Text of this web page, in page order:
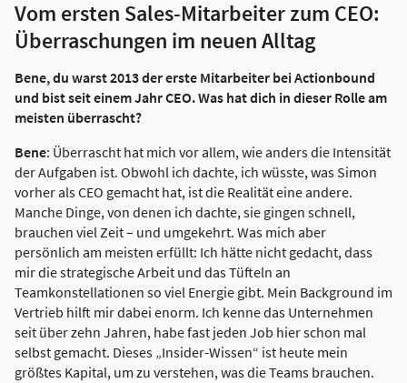
Vom ersten Sales-Mitarbeiter zum CEO:
Überraschungen im neuen Alltag
Bene, du warst 2013 der erste Mitarbeiter bei Actionbound
und bist seit einem Jahr CEO. Was hat dich in dieser Rolle am
meisten überrascht?
Bene: Überrascht hat mich vor allem, wie anders die Intensität
der Aufgaben ist. Obwohl ich dachte, ich wüsste, was Simon
vorher als CEO gemacht hat, ist die Realität eine andere.
Manche Dinge, von denen ich dachte, sie gingen schnell,
brauchen viel Zeit – und umgekehrt. Was mich aber
persönlich am meisten erfüllt: Ich hätte nicht gedacht, dass
mir die strategische Arbeit und das Tüfteln an
Teamkonstellationen so viel Energie gibt. Mein Background im
Vertrieb hilft mir dabei enorm. Ich kenne das Unternehmen
seit über zehn Jahren, habe fast jeden Job hier schon mal
selbst gemacht. Dieses „Insider-Wissen“ ist heute mein
größtes Kapital, um zu verstehen, was die Teams brauchen.